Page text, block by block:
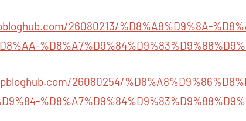
26080213/%D8%A8%D9%8A-
26080254/